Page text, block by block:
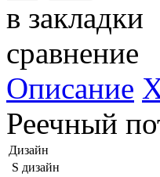
в закладки
сравнение
Описание
Реечный
Дизайн
S дизайн